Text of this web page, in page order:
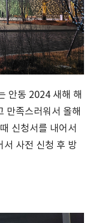
안동 2024 새해 해
만족스러워서 올해
신청서를 내어서
서 사전 신청 후 방